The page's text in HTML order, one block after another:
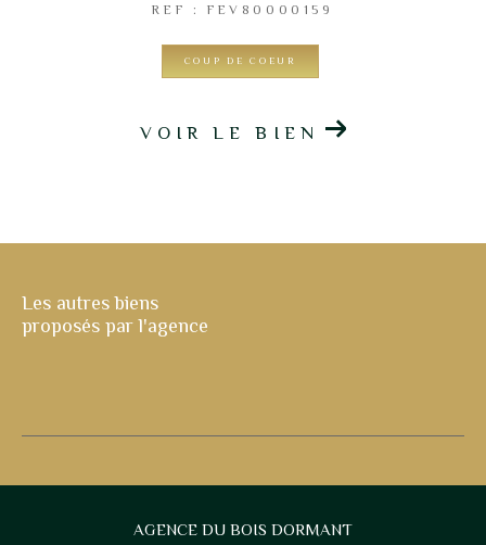
REF : FEV80000159
COUP DE COEUR
VOIR LE BIEN
Les autres biens
proposés par l'agence
AGENCE DU BOIS DORMANT